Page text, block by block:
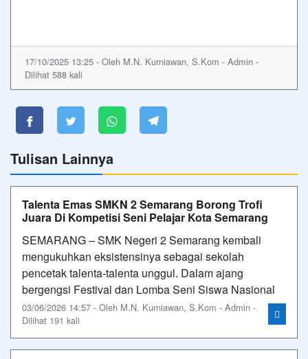
17/10/2025 13:25 - Oleh M.N. Kurniawan, S.Kom - Admin -
Dilihat 588 kali
Tulisan Lainnya
Talenta Emas SMKN 2 Semarang Borong Trofi
Juara Di Kompetisi Seni Pelajar Kota Semarang
SEMARANG – SMK Negeri 2 Semarang kembali
mengukuhkan eksistensinya sebagai sekolah
pencetak talenta-talenta unggul. Dalam ajang
bergengsi Festival dan Lomba Seni Siswa Nasional
03/06/2026 14:57 - Oleh M.N. Kurniawan, S.Kom - Admin -
Dilihat 191 kali